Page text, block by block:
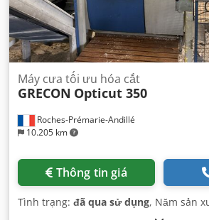
Roches-Prémarie-Andillé
10.205 km
Máy cưa tối ưu hóa cắt
GRECON Opticut 350
Thông tin giá
Tình trạng: đã qua sử dụng, Năm sản